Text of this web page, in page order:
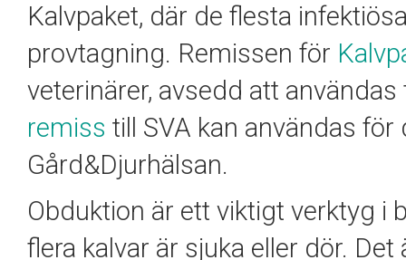
Kalvpaket, där de flesta
provtagning. Remissen för
veterinärer, avsedd att
remiss till SVA kan användas
Gård&Djurhälsan.
Obduktion är ett viktigt verktyg i
flera kalvar är sjuka eller dör.